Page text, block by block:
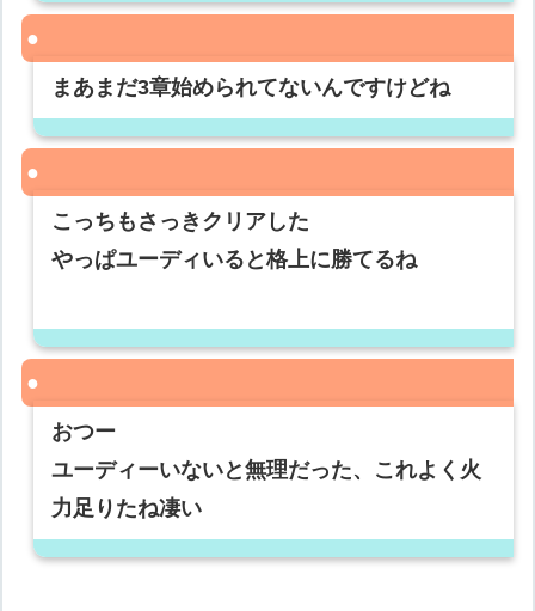
まあまだ3章始められてないんですけどね
こっちもさっきクリアした
やっぱユーディいると格上に勝てるね
おつー
ユーディーいないと無理だった、これよく火
力足りたね凄い